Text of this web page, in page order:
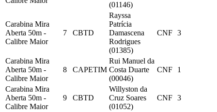
(01146)
Carabina Mira
Aberta 50m -
Calibre Maior
7 CBTD
Rayssa
Patrícia
Damascena
Rodrigues
(01385)
CNF 3
Carabina Mira
Aberta 50m -
Calibre Maior
8 CAPETIM
Rui Manuel da
Costa Duarte
(00046)
CNF 1
Carabina Mira
Aberta 50m -
Calibre Maior
9 CBTD
Willyston da
Cruz Soares
(01052)
CNF 3